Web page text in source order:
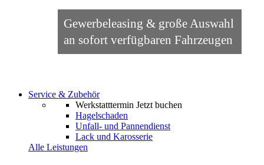
Gewerbeleasing & große Auswahl
an sofort verfügbaren Fahrzeugen
Service & Zubehör
Werkstatttermin Jetzt buchen
Hagelschaden
Unfall- und Pannendienst
Lack und Karosserie
Alle Leistungen